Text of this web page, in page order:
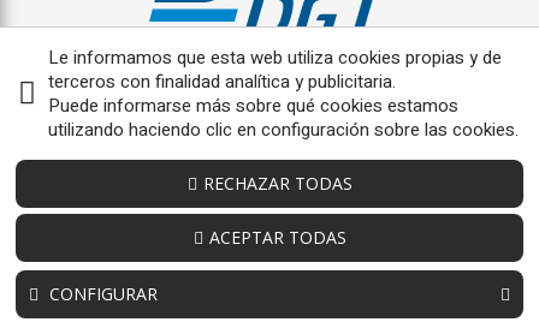
Le informamos que esta web utiliza cookies propias y de
terceros con finalidad analítica y publicitaria.
Puede informarse más sobre qué cookies estamos
utilizando haciendo clic en configuración sobre las cookies.
CONFIGURAR
RECHAZAR TODAS
ACEPTAR TODAS